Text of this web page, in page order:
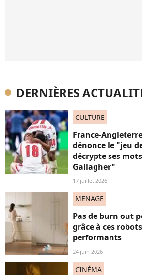
DERNIÈRES
CULTURE
France-
dénonce le "jeu
décrypte ses
Gallagher"
17 juillet 2026
MENAGE
Pas de burn out
grâce à ces
performants
24 juin 2026
CINÉMA